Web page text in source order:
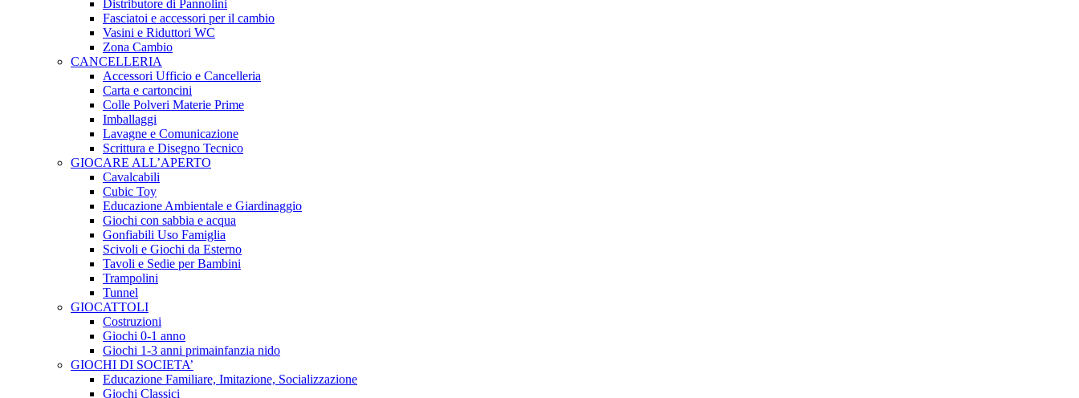
Distributore di Pannolini
Fasciatoi e accessori per il cambio
Vasini e Riduttori WC
Zona Cambio
CANCELLERIA
Accessori Ufficio e Cancelleria
Carta e cartoncini
Colle Polveri Materie Prime
Imballaggi
Lavagne e Comunicazione
Scrittura e Disegno Tecnico
GIOCARE ALL’APERTO
Cavalcabili
Cubic Toy
Educazione Ambientale e Giardinaggio
Giochi con sabbia e acqua
Gonfiabili Uso Famiglia
Scivoli e Giochi da Esterno
Tavoli e Sedie per Bambini
Trampolini
Tunnel
GIOCATTOLI
Costruzioni
Giochi 0-1 anno
Giochi 1-3 anni primainfanzia nido
GIOCHI DI SOCIETA’
Educazione Familiare, Imitazione, Socializzazione
Giochi Classici